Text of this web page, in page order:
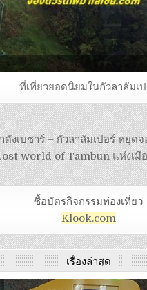
ที่เที่ยวยอดนิยมในกัวลาลัมเ
ดังเบซาร์ – กัวลาลัมเปอร์ หยุด
world of Tambun แห่งเมื
ซื้อบัตรกิจกรรมท่องเที่ยว
Klook.com
เรื่องล่าสุด